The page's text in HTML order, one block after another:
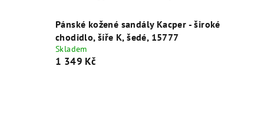
Pánské kožené sandály Kacper - široké
chodidlo, šíře K, šedé, 15777
Skladem
1 349 Kč